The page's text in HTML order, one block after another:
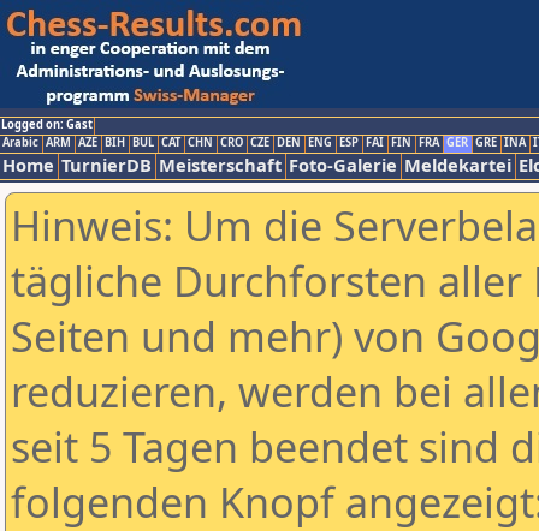
Logged on: Gast
Arabic ARM AZE BIH BUL CAT CHN CRO CZE DEN ENG ESP FAI FIN FRA GER GRE INA
Home TurnierDB Meisterschaft Foto-Galerie Meldekartei
Hinweis: Um die
tägliche Durchforsten aller
Seiten und mehr) von
reduzieren, werden bei
seit 5 Tagen beendet sind
folgenden Knopf